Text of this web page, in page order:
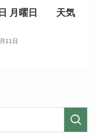
日 月曜日 天気
11日